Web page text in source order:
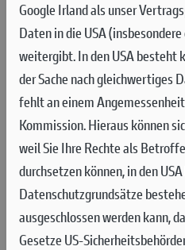
Nach zwei Monaten Pause aufgrund
Verletzung entschied sich Andrea
der als anspruchsvollste Strecke des
beendete nach einem tollen neunten
Rennen am Sonntag auf Platz 16 und 20.
MEHR
Google Irland als unser
Daten in die USA
weitergibt. In den USA besteht
der Sache nach gleichwertiges
fehlt an einem
Kommission. Hieraus können
weil Sie Ihre Rechte als
durchsetzen können, in den
Datenschutzgrundsätze
ausgeschlossen werden kann,
Gesetze US-